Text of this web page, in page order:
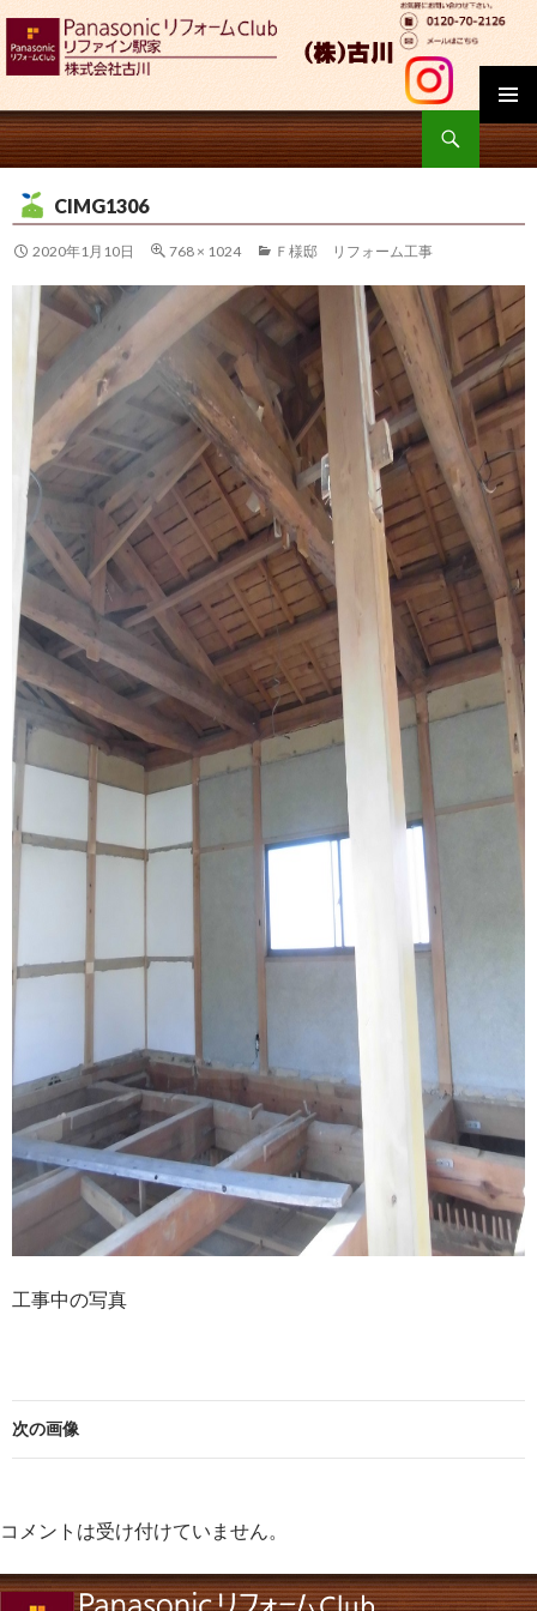
検
索
コ
テ
ツ
へ
CIMG1306
2020年1月10日 768 × 1024 Ｆ様邸 リフォーム工事
工事中の写真
次の画像
コメントは受け付けていません。